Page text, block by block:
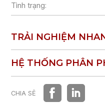
Tình trạng:
TRẢI NGHIỆM
TRẢI NGHIỆM
HỆ THỐNG PHÂN
HỆ THỐNG PHÂN
CHIA SẺ